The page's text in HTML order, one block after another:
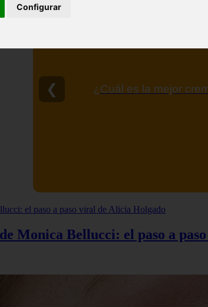
Configurar
¿Cuál es la mejor
❮
Monica Bellucci: el paso a